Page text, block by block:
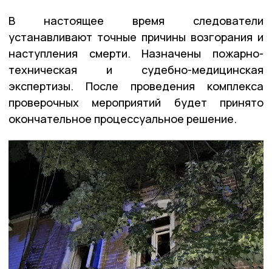
В настоящее время следователи
устанавливают точные причины возгорания и
наступления смерти. Назначены пожарно-
техническая и судебно-медицинская
экспертизы. После проведения комплекса
проверочных мероприятий будет принято
окончательное процессуальное решение.